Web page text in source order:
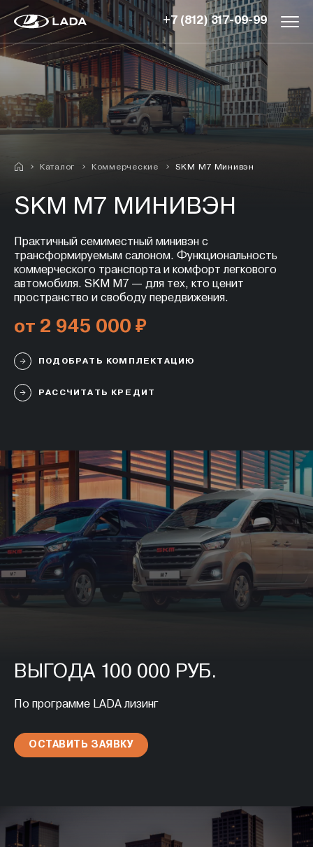
+7 (812) 317-09-99
Каталог Коммерческие SKM M7 Минивэн
SKM M7 МИНИВЭН
Практичный семиместный минивэн с
трансформируемым салоном. Функциональность
коммерческого транспорта и комфорт легкового
автомобиля. SKM M7 — для тех, кто ценит
пространство и свободу передвижения.
от 2 945 000 ₽
ПОДОБРАТЬ КОМПЛЕКТАЦИЮ
РАССЧИТАТЬ КРЕДИТ
ВЫГОДА 100 000 РУБ.
По программе LADA лизинг
ОСТАВИТЬ ЗАЯВКУ